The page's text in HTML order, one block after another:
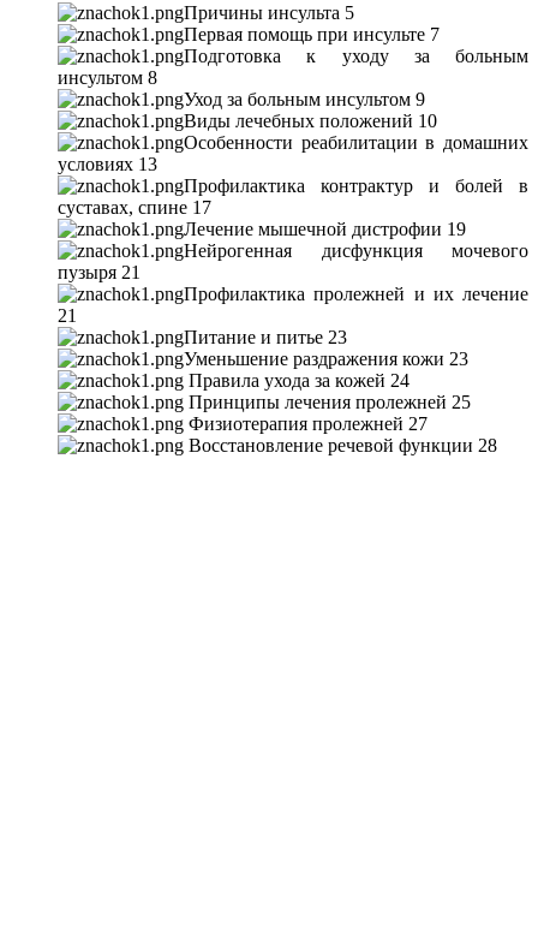
Причины инсульта 5
Первая помощь при инсульте 7
Подготовка к уходу за больным
инсультом 8
Уход за больным инсультом 9
Виды лечебных положений 10
Особенности реабилитации в домашних
условиях 13
Профилактика контрактур и болей в
суставах, спине 17
Лечение мышечной дистрофии 19
Нейрогенная дисфункция мочевого
пузыря 21
Профилактика пролежней и их лечение
21
Питание и питье 23
Уменьшение раздражения кожи 23
Правила ухода за кожей 24
Принципы лечения пролежней 25
Физиотерапия пролежней 27
Восстановление речевой функции 28